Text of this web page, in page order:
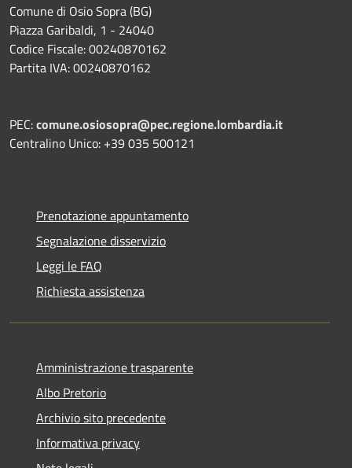
Comune di Osio Sopra (BG)
Piazza Garibaldi, 1 - 24040
Codice Fiscale: 00240870162
Partita IVA: 00240870162
PEC:comune.osiosopra@pec.regione.lombardia.it
Centralino Unico: +39 035 500121
Prenotazione appuntamento
Segnalazione disservizio
Leggi le FAQ
Richiesta assistenza
Amministrazione trasparente
Albo Pretorio
Archivio sito precedente
Informativa privacy